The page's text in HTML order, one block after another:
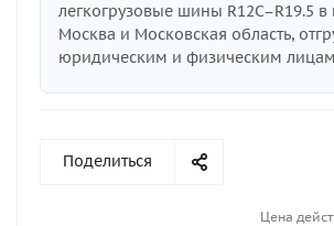
легкогрузовые шины R12C–R19.5 в
Москва и Московская область,
юридическим и физическим
Поделиться
Цена